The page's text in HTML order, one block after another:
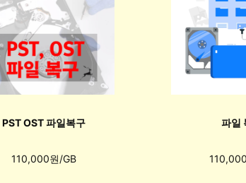
PST OST 파일복구
110,000원/GB
파일